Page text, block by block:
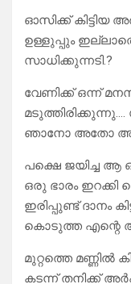
ഓസിക്ക്
ഉള്ളുപ്പും
സാധിക്കുന്നടി.?
വേണിക്ക് ഒന്ന്
ഞാനോ അതോ
പക്ഷെ ജയിച്ച ആ
ഒരു ഭാരം ഇറക്കി
ഇരിപ്പുണ്ട് ദാനം
കൊടുത്ത എന്റെ
മുറ്റത്തെ മണ്ണിൽ
കടന്ന് തനിക്ക്